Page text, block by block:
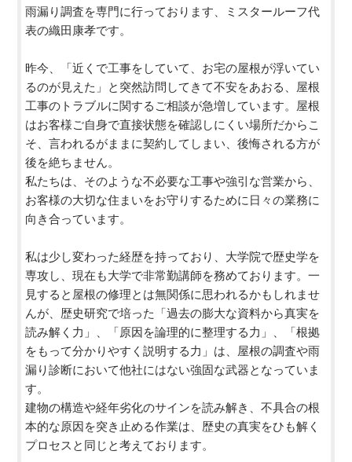
雨漏り調査を専門に行っております、ミスタールーフ代
表の織田康孝です。
昨今、「近くで工事をしていて、お宅の屋根が浮いてい
るのが見えた」と突然訪問してきて不安をあおる、屋根
工事のトラブルに関するご相談が急増しています。屋根
はお客様ご自身で直接状態を確認しにくい場所だからこ
そ、言われるがままに契約してしまい、後悔される方が
後を絶ちません。
私たちは、そのような不必要な工事や強引な営業から、
お客様の大切な住まいをお守りするために日々の業務に
向き合っています。
私は少し変わった経歴を持っており、大学院で歴史学を
専攻し、現在も大学で非常勤講師を務めております。一
見すると屋根の修理とは無関係に思われるかもしれませ
んが、歴史研究で培った「過去の膨大な資料から真実を
読み解く力」、「原因を論理的に整理する力」、「根拠
をもって分かりやすく説明する力」は、屋根の調査や雨
漏り診断において他社にはない強固な武器となっていま
す。
建物の構造や経年劣化のサインを読み解き、不具合の根
本的な原因を突き止める作業は、歴史の真実をひも解く
プロセスと同じと考えております。